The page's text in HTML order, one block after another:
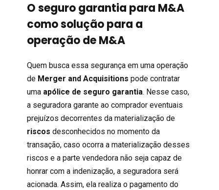
O seguro garantia para M&A
como solução para a
operação de M&A
Quem busca essa segurança em uma operação
de Merger and Acquisitions pode contratar
uma apólice de seguro garantia. Nesse caso,
a seguradora garante ao comprador eventuais
prejuízos decorrentes da materialização de
riscos desconhecidos no momento da
transação, caso ocorra a materialização desses
riscos e a parte vendedora não seja capaz de
honrar com a indenização, a seguradora será
acionada. Assim, ela realiza o pagamento do